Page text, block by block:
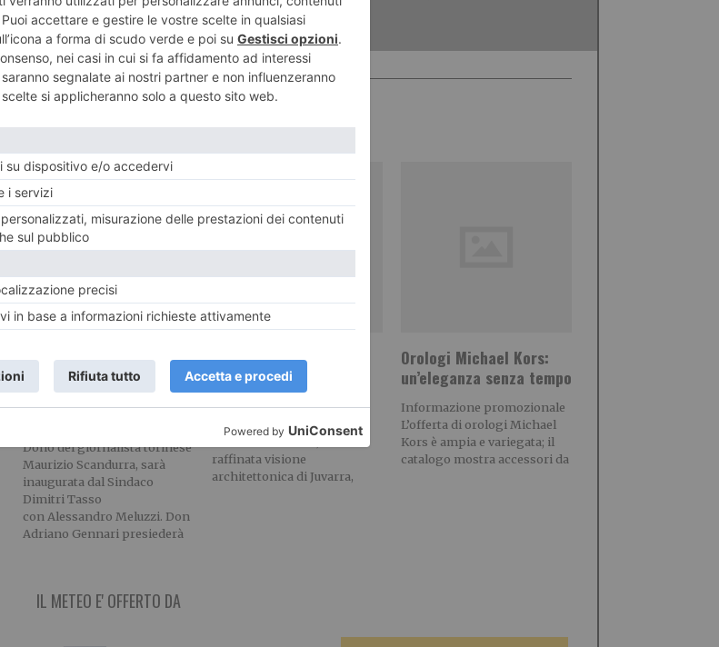
RECENTI:
A MONTIGLIO
MONFERRATO ARRIVA LA
‘CAMPANA DEI TRE
Dono del giornalista torinese
Maurizio Scandurra, sarà
inaugurata dal Sindaco
Dimitri Tasso
con Alessandro Meluzzi. Don
Adriano Gennari presiederà
Torino e il cinema, un
amore di lunga data
Torino con le sue strade
signorili, l’architettura
barocca di Guarini, la
raffinata visione
architettonica di Juvarra,
Orologi Michael Kors:
un’eleganza senza tempo
Informazione promozionale
L’offerta di orologi Michael
Kors è ampia e variegata; il
catalogo mostra accessori da
IL METEO E' OFFERTO DA